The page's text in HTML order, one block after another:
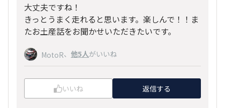
大丈夫ですね！
きっとうまく走れると思います。楽しんで！！ま
たお土産話をお聞かせいただきたいです。
MotoR、 他5人がいいね
いいね 返信する